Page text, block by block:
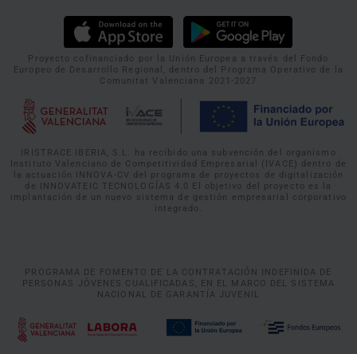
Proyecto cofinanciado por la Unión Europea a través del Fondo
Europeo de Desarrollo Regional, dentro del Programa Operativo de la
Comunitat Valenciana 2021-2027
IRISTRACE IBERIA, S.L. ha recibido una subvención del organismo
Instituto Valenciano de Competitividad Empresarial (IVACE) dentro de
la actuación INNOVA-CV del programa de proyectos de digitalización
de INNOVATEIC TECNOLOGÍAS 4.0 El objetivo del proyecto es la
implantación de un nuevo sistema de gestión empresarial corporativo
integrado.
PROGRAMA DE FOMENTO DE LA CONTRATACIÓN INDEFINIDA DE
PERSONAS JÓVENES CUALIFICADAS, EN EL MARCO DEL SISTEMA
NACIONAL DE GARANTÍA JUVENIL